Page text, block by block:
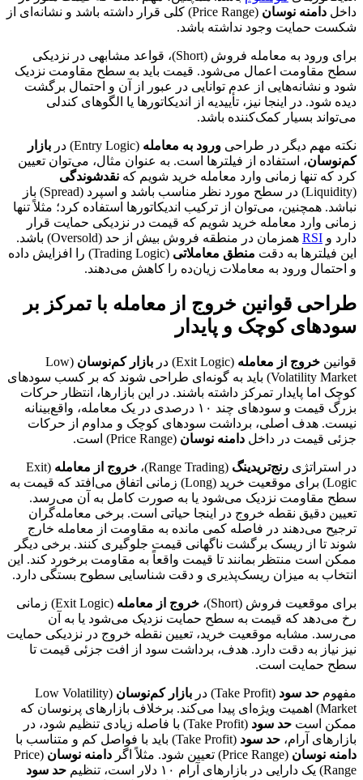
داخل دامنه نوسان
(Price Range) کلی قرار داشته باشد و نشانه‌ای از
شکست حمایت وجود نداشته باشد.
برای ورود به معامله فروش (Short)، قواعد مشابهی در نزدیکی
سطح مقاومت اعمال می‌شود. قیمت باید به سطح مقاومت نزدیک
شود و نشانه‌هایی از عدم توانایی در عبور از آن و احتمال برگشت
دیده شود. در اینجا نیز، تأییدیه از اندیکاتورها یا الگوهای کندلی
می‌تواند بسیار کمک‌کننده باشد.
نکته مهم دیگر در طراحی ورود به معامله (Entry Logic) در
بازار
کم‌نوسان، استفاده از فیلترها است. به عنوان مثال، می‌توان تعیین
کرد که تنها زمانی وارد معامله خرید شویم که نقدشوندگی
(Liquidity) در سطح مورد نظر مناسب باشد و اسپرد (Spread) باز
نباشد. همچنین، می‌توان از ترکیب اندیکاتورها استفاده کرد؛ مثلاً تنها
زمانی وارد معامله خرید شویم که قیمت در نزدیکی حمایت قرار
دارد و RSI
همزمان در منطقه فروش بیش از حد (Oversold) باشد.
این فیلترها به دقت منطق معاملاتی
(Trading Logic) را افزایش داده
و احتمال ورود به معاملات زیان‌ده را کاهش می‌دهند.
طراحی قوانین خروج از معامله با تمرکز بر
سودهای کوچک و پایدار
قوانین خروج از معامله (Exit Logic) در بازار کم‌نوسان (Low
Volatility Market) باید به گونه‌ای طراحی شوند که بر کسب سودهای
کوچک اما پایدار تمرکز داشته باشند. در این بازارها، انتظار حرکات
بزرگ قیمت و سودهای چند ۱۰ درصدی در یک معامله، واقع‌بینانه
نیست. هدف اصلی، برداشت سودهای کوچک و مداوم از حرکات
جزئی قیمت در داخل دامنه نوسان (Price Range) است.
در استراتژی رنج‌تریدینگ (Range Trading)، خروج از معامله (Exit
Logic) برای موقعیت خرید (Long) زمانی اتفاق می‌افتد که قیمت به
سطح مقاومت نزدیک می‌شود یا به صورت کامل به آن می‌رسد.
تعیین دقیق نقطه خروج در اینجا حیاتی است. برخی معامله‌گران
ترجیح می‌دهند در فاصله کمی مانده به مقاومت از معامله خارج
شوند تا از ریسک برگشت ناگهانی قیمت جلوگیری کنند. برخی دیگر
ممکن است منتظر بمانند تا قیمت واقعاً به مقاومت برخورد کند. این
انتخاب به میزان ریسک‌پذیری و دقت شناسایی سطوح بستگی دارد.
برای موقعیت فروش (Short)، خروج از معامله
(Exit Logic) زمانی
رخ می‌دهد که قیمت به سطح حمایت نزدیک می‌شود یا به آن
می‌رسد. مشابه موقعیت خرید، تعیین نقطه خروج در نزدیکی حمایت
نیز نیاز به دقت دارد. هدف، برداشت سود از افت جزئی قیمت تا
سطح حمایت است.
مفهوم حد سود (Take Profit) در بازار کم‌نوسان (Low Volatility
Market) اهمیت ویژه‌ای پیدا می‌کند. برخلاف بازارهای پرنوسان که
ممکن است حد سود
(Take Profit) با فاصله زیادی تنظیم شود، در
بازارهای آرام، حد سود (Take Profit) باید با فواصل کم و متناسب با
دامنه نوسان (Price Range) تعیین شود. مثلاً اگر دامنه نوسان (Price
Range) یک دارایی در بازارهای آرام ۱۰ دلار است، تنظیم
حد سود